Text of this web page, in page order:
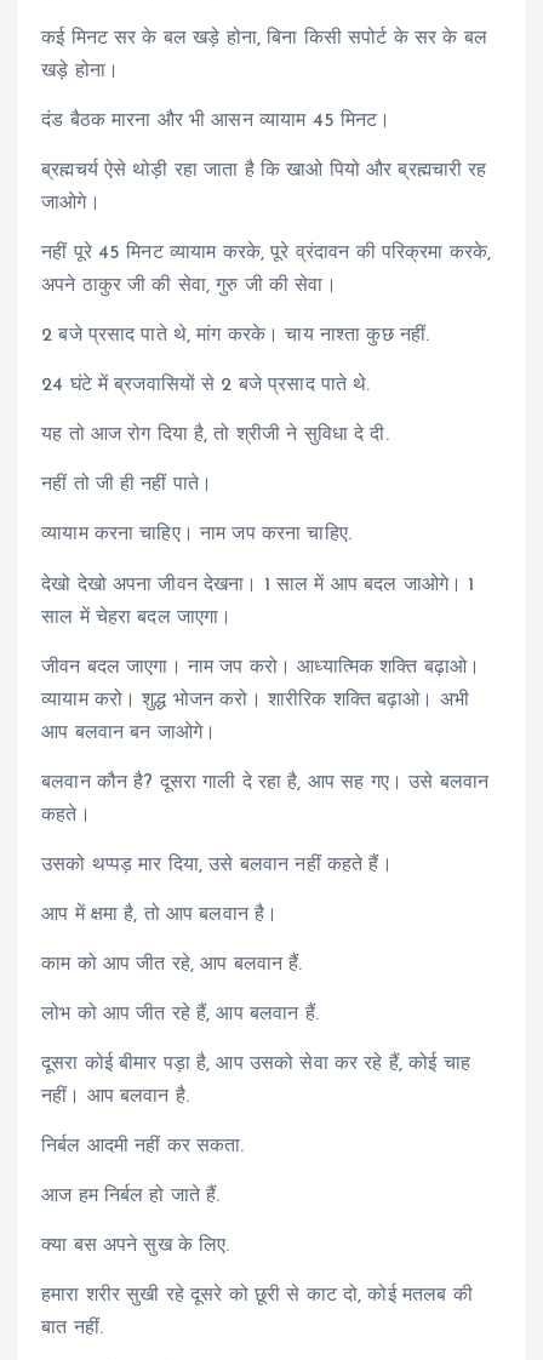
कई मिनट सर के बल खड़े होना, बिना किसी सपोर्ट के सर के बल
खड़े होना।
दंड बैठक मारना और भी आसन व्यायाम 45 मिनट।
ब्रह्मचर्य ऐसे थोड़ी रहा जाता है कि खाओ पियो और ब्रह्मचारी रह
जाओगे।
नहीं पूरे 45 मिनट व्यायाम करके, पूरे व्रंदावन की परिक्रमा करके,
अपने ठाकुर जी की सेवा, गुरु जी की सेवा।
2 बजे प्रसाद पाते थे, मांग करके। चाय नाश्ता कुछ नहीं.
24 घंटे में ब्रजवासियों से 2 बजे प्रसाद पाते थे.
यह तो आज रोग दिया है, तो श्रीजी ने सुविधा दे दी.
नहीं तो जी ही नहीं पाते।
व्यायाम करना चाहिए। नाम जप करना चाहिए.
देखो देखो अपना जीवन देखना। 1 साल में आप बदल जाओगे। 1
साल में चेहरा बदल जाएगा।
जीवन बदल जाएगा। नाम जप करो। आध्यात्मिक शक्ति बढ़ाओ।
व्यायाम करो। शुद्ध भोजन करो। शारीरिक शक्ति बढ़ाओ। अभी
आप बलवान बन जाओगे।
बलवान कौन है? दूसरा गाली दे रहा है, आप सह गए। उसे बलवान
कहते।
उसको थप्पड़ मार दिया, उसे बलवान नहीं कहते हैं।
आप में क्षमा है, तो आप बलवान है।
काम को आप जीत रहे, आप बलवान हैं.
लोभ को आप जीत रहे हैं, आप बलवान हैं.
दूसरा कोई बीमार पड़ा है, आप उसको सेवा कर रहे हैं, कोई चाह
नहीं। आप बलवान है.
निर्बल आदमी नहीं कर सकता.
आज हम निर्बल हो जाते हैं.
क्या बस अपने सुख के लिए.
हमारा शरीर सुखी रहे दूसरे को छूरी से काट दो, कोई मतलब की
बात नहीं.